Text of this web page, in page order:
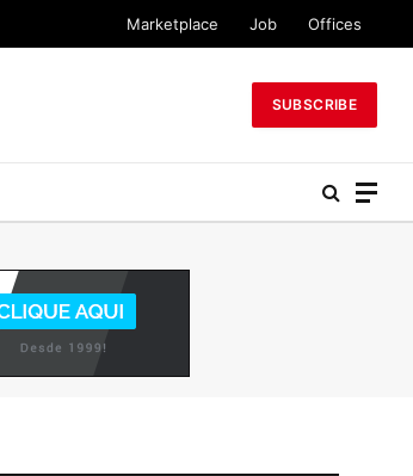
Marketplace Job Offices
SUBSCRIBE